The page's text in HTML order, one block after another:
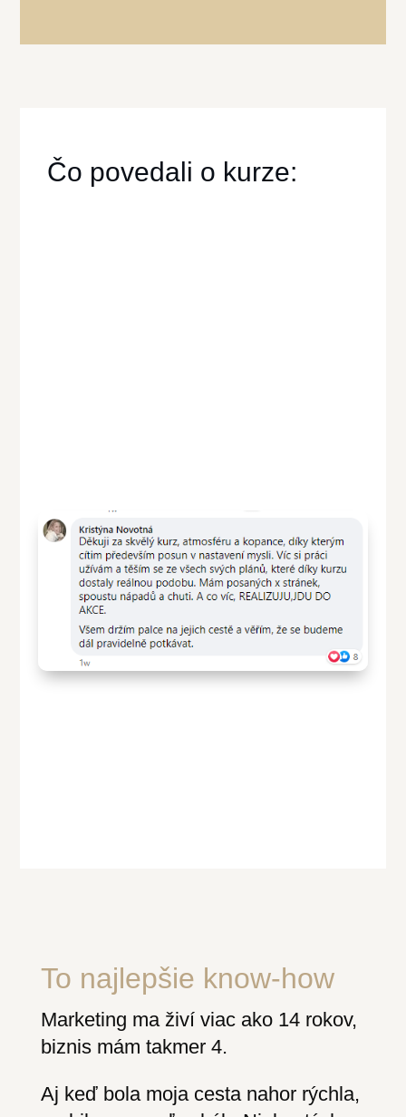
Čo povedali o kurze:
To najlepšie know-how
Marketing ma živí viac ako 14 rokov,
biznis mám takmer 4.
Aj keď bola moja cesta nahor rýchla,